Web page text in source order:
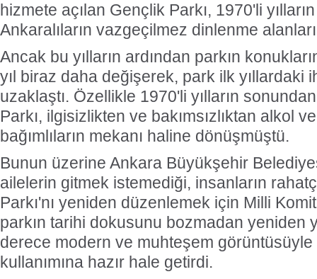
hizmete açılan Gençlik Parkı, 1970'li
Ankaralıların vazgeçilmez dinlenme
Ancak bu yılların ardından parkın
yıl biraz daha değişerek, park ilk yıllardaki
uzaklaştı. Özellikle 1970'li yılların
Parkı, ilgisizlikten ve bakımsızlıktan alkol
bağımlıların mekanı haline dönüşmüştü.
Bunun üzerine Ankara Büyükşehir
ailelerin gitmek istemediği, insanların
Parkı'nı yeniden düzenlemek için Milli
parkın tarihi dokusunu bozmadan yeniden
derece modern ve muhteşem
kullanımına hazır hale getirdi.